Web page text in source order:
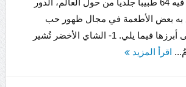
أكّد استبيان شارك فيه 64 طبيباً جلدياً من حول العالم، الدور
به بعض الأطعمة في مجال ظهور حب
الشباب. تعرّفوا على أبرزها فيما يلي. 1- الشاي الأخضر تُشير
اقرأ المزيد